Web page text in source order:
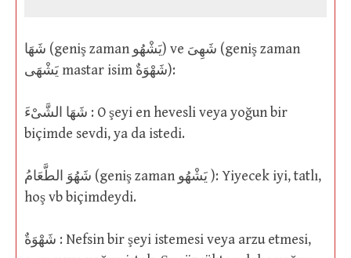
شَهَا (geniş zaman يَشْهُو) ve شَهِىَ (geniş zaman
يَشْهَى mastar isim شَهْوَةٌ):
شَهَا الشَّىْءَ : O şeyi en hevesli veya yoğun bir
biçimde sevdi, ya da istedi.
شَهُوَ الطَّعَامُ (geniş zaman يَشْهُو ): Yiyecek iyi, tatlı,
hoş vb biçimdeydi.
شَهْوَةٌ : Nefsin bir şeyi istemesi veya arzu etmesi,